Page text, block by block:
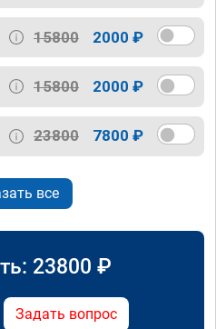
15800 2000 ₽
15800 2000 ₽
23800 7800 ₽
все
23800 ₽
Задать вопрос